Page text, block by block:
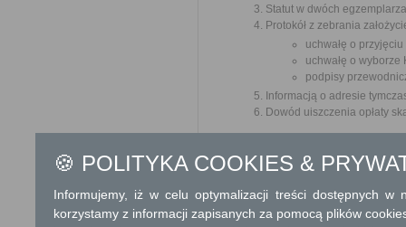
Statut w dwóch
Protokół z zebrania
uchwałę o przyjęciu
uchwałę o wyborze
podpisy
Informacją o adresie
Dowód uiszczenia opłaty
Obywatel
Termin załatwienia sprawy
W terminie do 1 miesiąca od
🍪 POLITYKA COOKIES &
Informujemy, iż w celu optymalizacji treści dostępnych w
korzystamy z informacji zapisanych za pomocą plików